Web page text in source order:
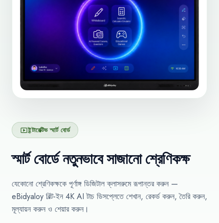
smart_displayইন্টারেক্টিভ স্মার্ট বোর্ড
স্মার্ট বোর্ডে নতুনভাবে সাজানো শ্রেণিকক্ষ
যেকোনো শ্রেণিকক্ষকে পূর্ণাঙ্গ ডিজিটাল ক্লাসরুমে রূপান্তর করুন —
eBidyaloy বিল্ট-ইন 4K AI টাচ ডিসপ্লেতে শেখান, রেকর্ড করুন, তৈরি করুন,
মূল্যায়ন করুন ও শেয়ার করুন।